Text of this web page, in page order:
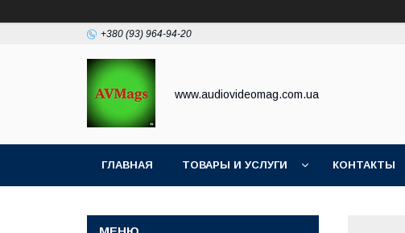
+380 (93) 964-94-20
www.audiovideomag.com.ua
ГЛАВНАЯ ТОВАРЫ И УСЛУГИ КОНТАКТЫ